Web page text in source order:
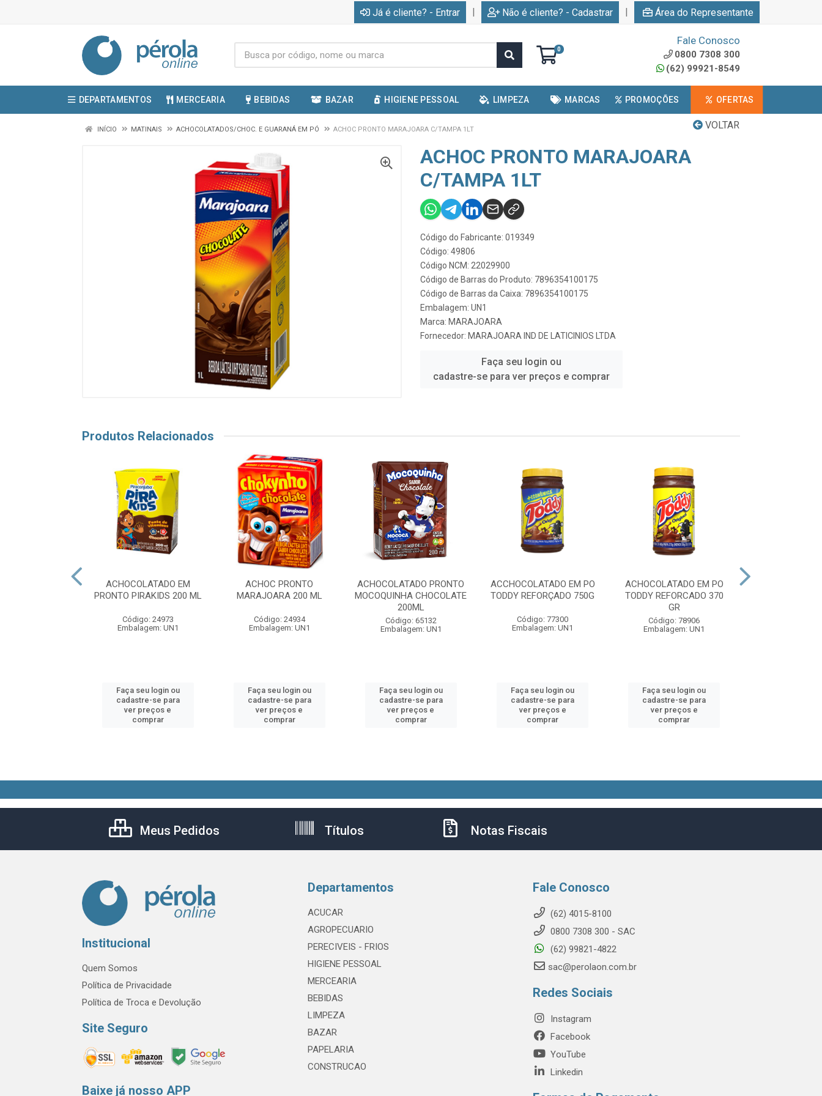
Já é cliente? - Entrar | Não é cliente? - Cadastrar | Área do Representante
0
Fale Conosco
0800 7308 300
(62) 99921-8549
DEPARTAMENTOS MERCEARIA BEBIDAS BAZAR HIGIENE PESSOAL LIMPEZA MARCAS PROMOÇÕES OFERTAS
VOLTAR
INÍCIO MATINAIS ACHOCOLATADOS/CHOC. E GUARANÁ EM PÓ ACHOC PRONTO MARAJOARA C/TAMPA 1LT
ACHOC PRONTO MARAJOARA
C/TAMPA 1LT
Código do Fabricante: 019349
Código: 49806
Código NCM: 22029900
Código de Barras do Produto: 7896354100175
Código de Barras da Caixa: 7896354100175
Embalagem: UN1
Marca: MARAJOARA
Fornecedor: MARAJOARA IND DE LATICINIOS LTDA
Faça seu login ou
cadastre-se para ver preços e comprar
Produtos Relacionados
ACHOCOLATADO EM
PRONTO PIRAKIDS 200 ML
Código: 24973
Embalagem: UN1
Faça seu login ou
cadastre-se para
ver preços e
comprar
ACHOC PRONTO
MARAJOARA 200 ML
Código: 24934
Embalagem: UN1
Faça seu login ou
cadastre-se para
ver preços e
comprar
ACHOCOLATADO PRONTO
MOCOQUINHA CHOCOLATE
200ML
Código: 65132
Embalagem: UN1
Faça seu login ou
cadastre-se para
ver preços e
comprar
ACCHOCOLATADO EM PO
TODDY REFORÇADO 750G
Código: 77300
Embalagem: UN1
Faça seu login ou
cadastre-se para
ver preços e
comprar
ACHOCOLATADO EM PO
TODDY REFORCADO 370
GR
Código: 78906
Embalagem: UN1
Faça seu login ou
cadastre-se para
ver preços e
comprar
Meus Pedidos Títulos Notas Fiscais
Institucional
Quem Somos
Política de Privacidade
Política de Troca e Devolução
Site Seguro
Baixe já nosso APP
Departamentos
ACUCAR
AGROPECUARIO
PERECIVEIS - FRIOS
HIGIENE PESSOAL
MERCEARIA
BEBIDAS
LIMPEZA
BAZAR
PAPELARIA
CONSTRUCAO
Fale Conosco
(62) 4015-8100
0800 7308 300 - SAC
(62) 99821-4822
sac@perolaon.com.br
Redes Sociais
Instagram
Facebook
YouTube
Linkedin